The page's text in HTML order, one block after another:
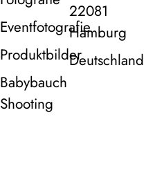
Eventfotografie
Produktbilder
Babybauch
Shooting
22081
Hamburg
Deutschland